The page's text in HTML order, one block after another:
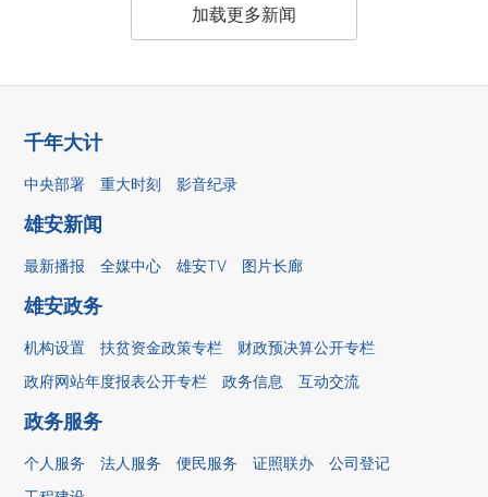
加载更多新闻
千年大计
中央部署 重大时刻 影音纪录
雄安新闻
最新播报 全媒中心 雄安TV 图片长廊
雄安政务
机构设置 扶贫资金政策专栏
财政预决算公开专栏
政府网站年度报表公开专栏
政务信息 互动交流
政务服务
个人服务 法人服务 便民服务 证照联办
公司登记